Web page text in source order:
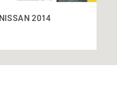
2014